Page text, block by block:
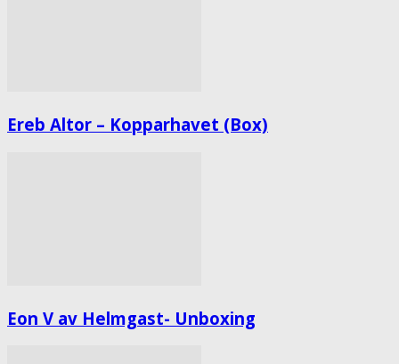
Ereb Altor – Kopparhavet (Box)
Eon V av Helmgast- Unboxing